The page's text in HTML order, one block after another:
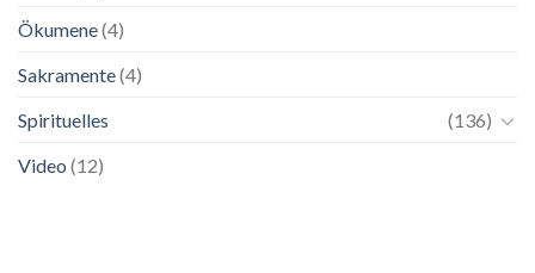
Ökumene(4)
Sakramente(4)
Spirituelles
(136)
Video (12)